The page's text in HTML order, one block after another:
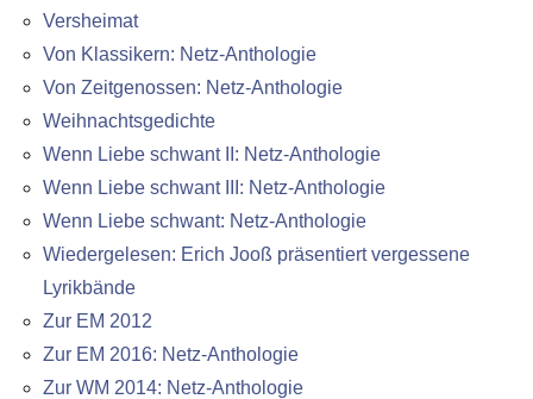
Versheimat
Von Klassikern: Netz-Anthologie
Von Zeitgenossen: Netz-Anthologie
Weihnachtsgedichte
Wenn Liebe schwant II: Netz-Anthologie
Wenn Liebe schwant III: Netz-Anthologie
Wenn Liebe schwant: Netz-Anthologie
Wiedergelesen: Erich Jooß präsentiert vergessene
Lyrikbände
Zur EM 2012
Zur EM 2016: Netz-Anthologie
Zur WM 2014: Netz-Anthologie